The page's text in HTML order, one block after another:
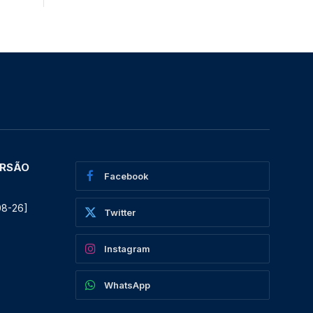
26]
Facebook
Twitter
Instagram
WhatsApp